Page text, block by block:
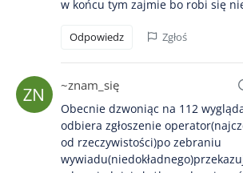
w końcu tym zajmie bo robi się
Odpowiedz Zgłoś
~znam_się
Obecnie dzwoniąc na 112
odbiera zgłoszenie
od rzeczywistości)po zebraniu